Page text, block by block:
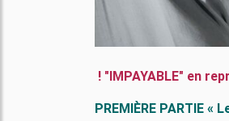
! "IMPAYABLE" en
PREMIÈRE PARTIE